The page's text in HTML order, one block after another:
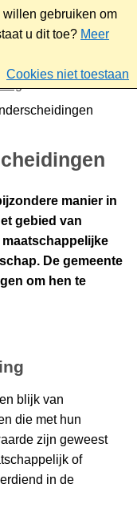
gebruiken om
u dit toe? Meer
Cookies niet toestaan
manier in
gebied van
De gemeente
om hen te
blijk van
die met hun
zijn geweest
of
in de